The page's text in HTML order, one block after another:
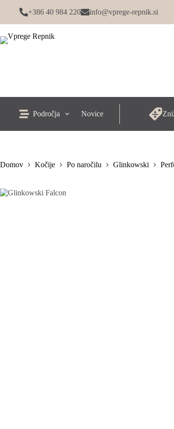
+386 40 984 220 info@vprege-repnik.si
Področja Novice
Domov Kočije Po naročilu Glinkowski